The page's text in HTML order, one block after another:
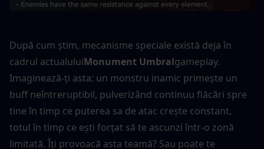
După cum știm, mecanisme speciale există deja în
cadrul actualuluiMonument Umbralgameplay.
Imaginează-ți asta: un monstru inamic primește un
buff neîntreruptibil, pulverizând continuu flăcări spre
tine în timp ce puterea sa de atac crește constant,
totul în timp ce ești forțat să te ascunzi într-o zonă
limitată. Îți provoacă asta teamă? Sau poate te